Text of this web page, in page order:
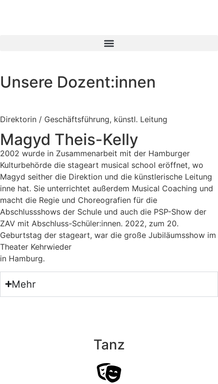
Unsere Dozent:innen
Direktorin / Geschäftsführung, künstl. Leitung
Magyd Theis-Kelly
2002 wurde in Zusammenarbeit mit der Hamburger
Kulturbehörde die stageart musical school eröffnet, wo
Magyd seither die Direktion und die künstlerische Leitung
inne hat. Sie unterrichtet außerdem Musical Coaching und
macht die Regie und Choreografien für die
Abschlussshows der Schule und auch die PSP-Show der
ZAV mit Abschluss-Schüler:innen. 2022, zum 20.
Geburtstag der stageart, war die große Jubiläumsshow im
Theater Kehrwieder
in Hamburg.
Mehr
Tanz